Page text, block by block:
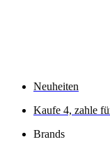
Neuheiten
Kaufe 4, zahle
Brands